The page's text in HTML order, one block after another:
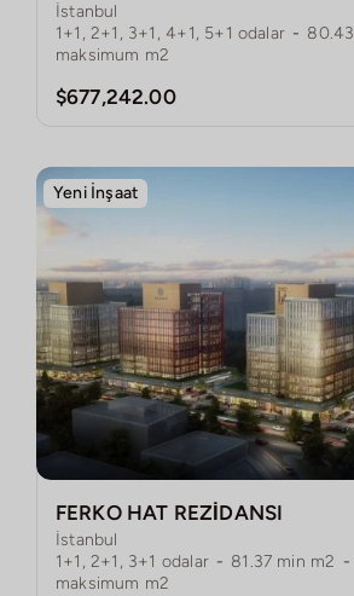
İstanbul
1+1, 2+1, 3+1, 4+1, 5+1 odalar - 80.43
maksimum m2
$677,242.00
Yeni İnşaat
FERKO HAT REZİDANSI
İstanbul
1+1, 2+1, 3+1 odalar - 81.37 min m2 -
maksimum m2